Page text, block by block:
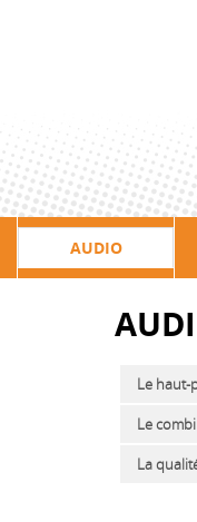
AUDIO
Le haut-
Le
La